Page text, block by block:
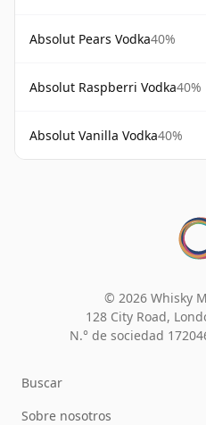
Absolut Pears Vodka40%
Absolut Raspberri Vodka40%
Absolut Vanilla Vodka40%
© 2026 Whisky
128 City Road,
N.° de sociedad
Buscar
Sobre nosotros